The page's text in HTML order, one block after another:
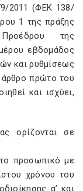
2011 (ΦΕΚ 138/
1 της πράξης
της
εβδομάδος
και ρυθμίσεως
πρώτο του
και ισχύει,
ορίζονται σε
προσωπικό με
χρόνου του
α’ και